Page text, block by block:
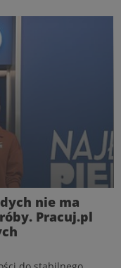
potrzebom:
– nowa
twarde
Experience
nie ma
Pracuj.pl